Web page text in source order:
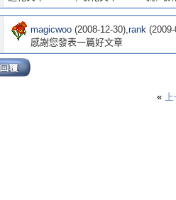
magicwoo(2008-12-30),rank(2009-
感謝您發表一篇好文章
«